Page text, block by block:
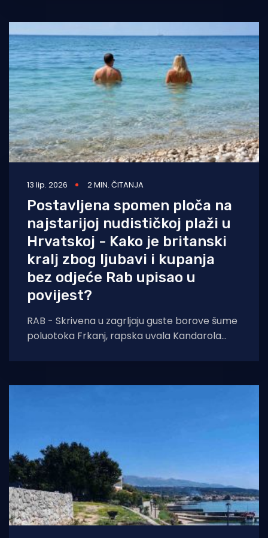
13 lip. 2026 2 MIN. ČITANJA
Postavljena spomen ploča na
najstarijoj nudističkoj plaži u
Hrvatskoj - Kako je britanski
kralj zbog ljubavi i kupanja
bez odjeće Rab upisao u
povijest?
RAB - Skrivena u zagrljaju guste borove šume
poluotoka Frkanj, rapska uvala Kandarola
jadranskog naturizma. Dok